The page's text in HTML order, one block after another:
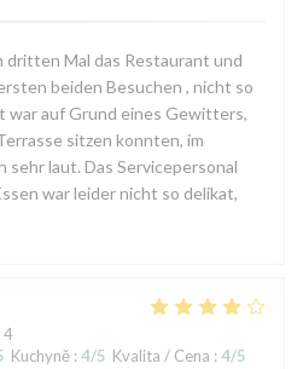
Mal das Restaurant und
beiden Besuchen , nicht so
war auf Grund eines Gewitters,
sitzen konnten, im
sehr laut. Das Servicepersonal
war leider nicht so delikat,
4
Kuchyně : 4/5 Kvalita / Cena : 4/5